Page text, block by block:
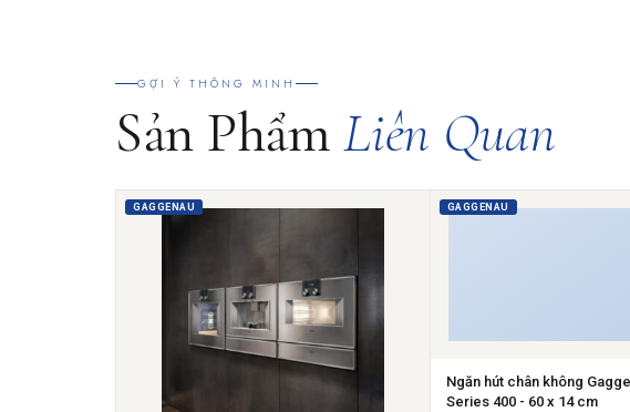
GỢI Ý THÔNG MINH
Sản PhẩmLiên Quan
GAGGENAU GAGGENAU
Ngăn hút chân không
Series 400 - 60 x 14 cm